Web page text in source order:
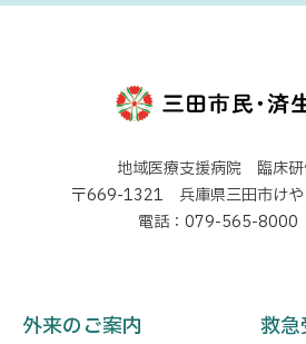
地域医療支援病院 臨床
〒669-1321 兵庫県三田市けや
電話：079-565-8000
外来のご案内 救